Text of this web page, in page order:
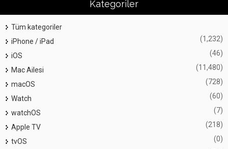
Kategoriler
Tüm kategoriler
iPhone / iPad
(1,232)
iOS (46)
Mac Ailesi (11,480)
macOS (728)
Watch (60)
watchOS (7)
Apple TV (218)
tvOS (0)